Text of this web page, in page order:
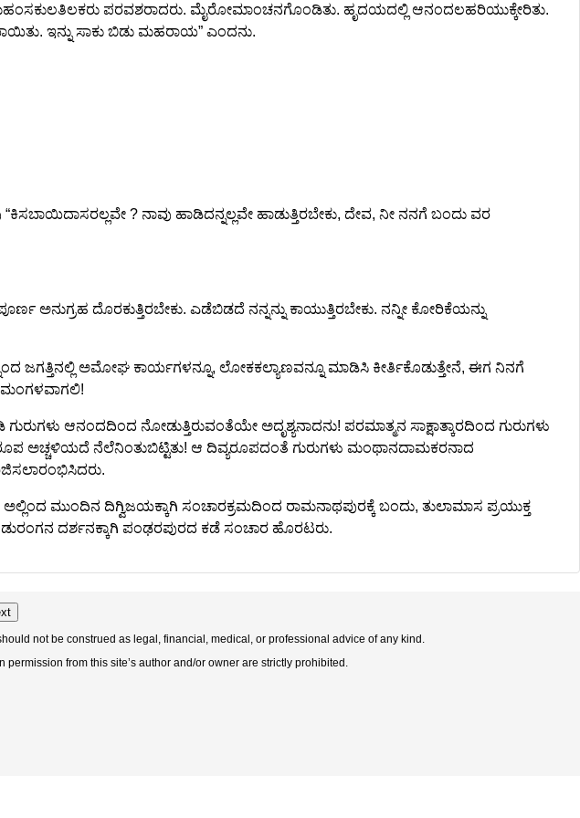
ಪರವಶರಾದರು. ಮೈರೋಮಾಂಚನಗೊಂಡಿತು. ಹೃದಯದಲ್ಲಿ ಆನಂದಲಹರಿಯುಕ್ಕೇರಿತು.
ಇನ್ನು ಸಾಕು ಬಿಡು ಮಹರಾಯ” ಎಂದನು.
? ನಾವು ಹಾಡಿದನ್ನಲ್ಲವೇ ಹಾಡುತ್ತಿರಬೇಕು, ದೇವ, ನೀ ನನಗೆ ಬಂದು ವರ
ಅನುಗ್ರಹ ದೊರಕುತ್ತಿರಬೇಕು. ಎಡೆಬಿಡದೆ ನನ್ನನ್ನು ಕಾಯುತ್ತಿರಬೇಕು. ನನ್ನೀ ಕೋರಿಕೆಯನ್ನು
ಜಗತ್ತಿನಲ್ಲಿ ಅಮೋಘ ಕಾರ್ಯಗಳನ್ನೂ, ಲೋಕಕಲ್ಯಾಣವನ್ನೂ ಮಾಡಿಸಿ ಕೀರ್ತಿಕೊಡುತ್ತೇನೆ, ಈಗ ನಿನಗೆ
ಮಂಗಳವಾಗಲಿ!
ಆನಂದದಿಂದ ನೋಡುತ್ತಿರುವಂತೆಯೇ ಅದೃಶ್ಯನಾದನು! ಪರಮಾತ್ಮನ ಸಾಕ್ಷಾತ್ಕಾರದಿಂದ ಗುರುಗಳು
ಅಚ್ಚಳಿಯದೆ ನೆಲೆನಿಂತುಬಿಟ್ಟಿತು! ಆ ದಿವ್ಯರೂಪದಂತೆ ಗುರುಗಳು ಮಂಥಾನದಾಮಕರನಾದ
ಮುಂದಿನ ದಿಗ್ವಿಜಯಕ್ಕಾಗಿ ಸಂಚಾರಕ್ರಮದಿಂದ ರಾಮನಾಥಪುರಕ್ಕೆ ಬಂದು, ತುಲಾಮಾಸ ಪ್ರಯುಕ್ತ
ದರ್ಶನಕ್ಕಾಗಿ ಪಂಢರಪುರದ ಕಡೆ ಸಂಚಾರ ಹೊರಟರು.
not be construed as legal, financial, medical, or professional advice of any kind.
from this site’s author and/or owner are strictly prohibited.